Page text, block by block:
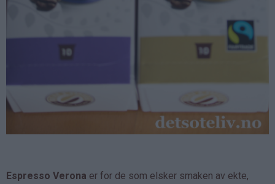
Espresso Verona er for de som elsker smaken av ekte,